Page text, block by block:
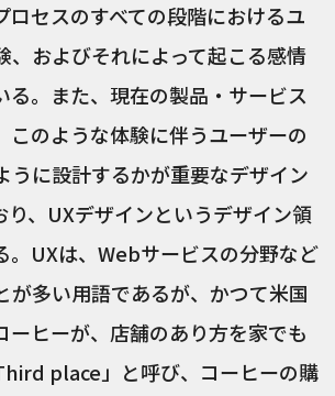
ロセスのすべての段階におけるユ
、およびそれによって起こる感情
る。また、現在の製品・サービス
このような体験に伴うユーザーの
うに設計するかが重要なデザイン
り、UXデザインというデザイン領
。UXは、Webサービスの分野など
が多い用語であるが、かつて米国
ーヒーが、店舗のあり方を家でも
place」と呼び、コーヒーの購